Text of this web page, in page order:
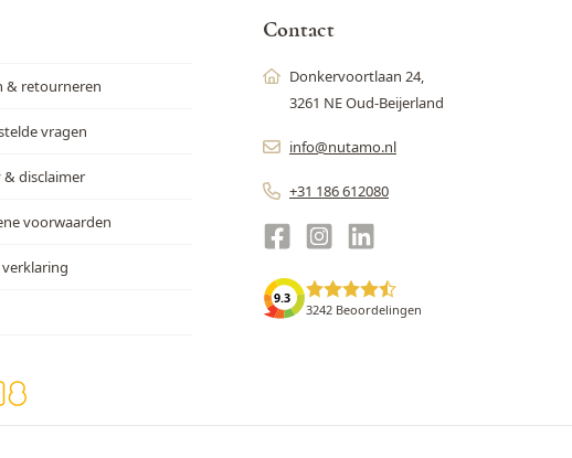
& retourneren
vragen
& disclaimer
voorwaarden
Contact
Donkervoortlaan 24,
3261 NE Oud-Beijerland
info@nutamo.nl
+31 186 612080
9.3
3242 Beoordelingen